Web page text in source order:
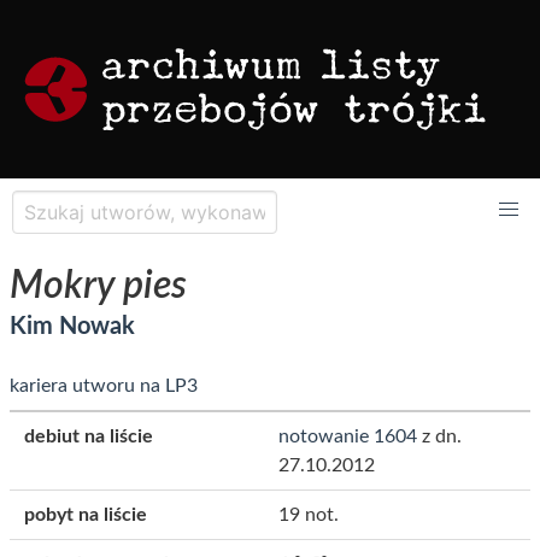
Mokry pies
Kim Nowak
kariera utworu na LP3
debiut na liście notowanie 1604 z dn.
27.10.2012
pobyt na liście 19 not.